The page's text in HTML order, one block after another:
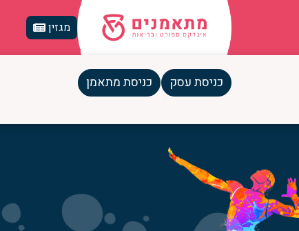
מגזין
כניסת עסק כניסת מתאמן